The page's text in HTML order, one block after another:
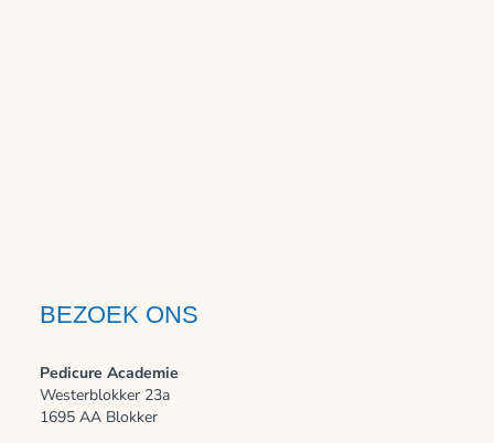
BEZOEK ONS
Pedicure Academie
Westerblokker 23a
1695 AA Blokker